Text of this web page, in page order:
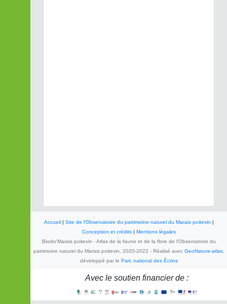
Accueil| Site de l'Observatoire du patrimoine naturel du Marais poitevin |
Conception et crédits| Mentions légales
Biodiv'Marais poitevin - Atlas de la faune et de la flore de l'Observatoire du
patrimoine naturel du Marais poitevin, 2020-2022 - Réalisé avec GeoNature-atlas,
développé par le Parc national des Écrins
Avec le soutien financier de :